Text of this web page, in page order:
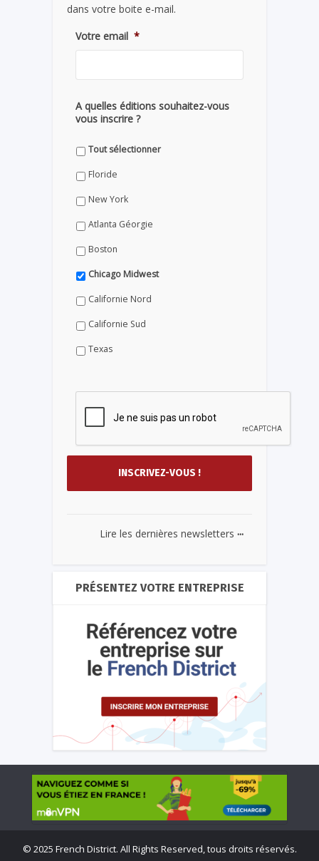
dans votre boite e-mail.
Votre email *
A quelles éditions souhaitez-vous
vous inscrire ?
Tout sélectionner
Floride
New York
Atlanta Géorgie
Boston
Chicago Midwest
Californie Nord
Californie Sud
Texas
Lire les dernières newsletters ...
PRÉSENTEZ VOTRE ENTREPRISE
© 2025 French District. All Rights Reserved, tous droits réservés.